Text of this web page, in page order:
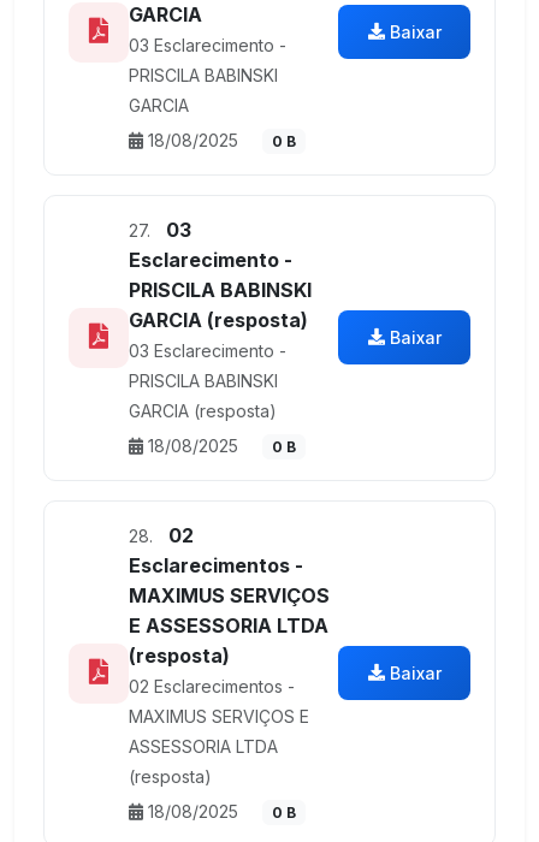
GARCIA
03 Esclarecimento -
PRISCILA BABINSKI
GARCIA
18/08/2025
0 B
Baixar
27.
03
Esclarecimento -
PRISCILA BABINSKI
GARCIA (resposta)
03 Esclarecimento -
PRISCILA BABINSKI
GARCIA (resposta)
18/08/2025
0 B
Baixar
28.
02
Esclarecimentos -
MAXIMUS SERVIÇOS
E ASSESSORIA LTDA
(resposta)
02 Esclarecimentos -
MAXIMUS SERVIÇOS E
ASSESSORIA LTDA
(resposta)
18/08/2025
0 B
Baixar